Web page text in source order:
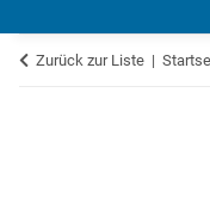
Zurück zur Liste